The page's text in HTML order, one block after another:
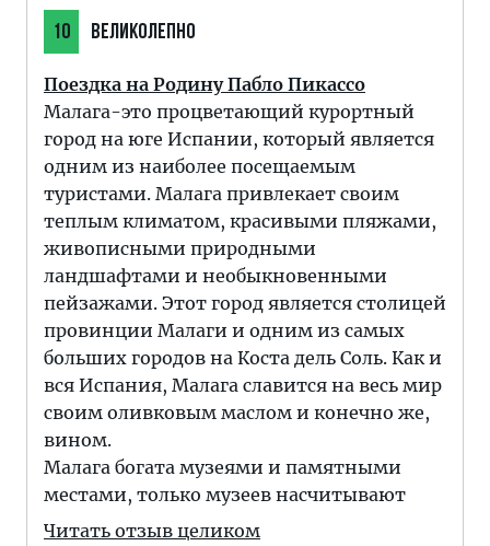
10 ВЕЛИКОЛЕПНО
Поездка на Родину Пабло Пикассо
Малага-это процветающий курортный
город на юге Испании, который является
одним из наиболее посещаемым
туристами. Малага привлекает своим
теплым климатом, красивыми пляжами,
живописными природными
ландшафтами и необыкновенными
пейзажами. Этот город является столицей
провинции Малаги и одним из самых
больших городов на Коста дель Соль. Как и
вся Испания, Малага славится на весь мир
своим оливковым маслом и конечно же,
вином.
Малага богата музеями и памятными
местами, только музеев насчитывают
Читать отзыв целиком